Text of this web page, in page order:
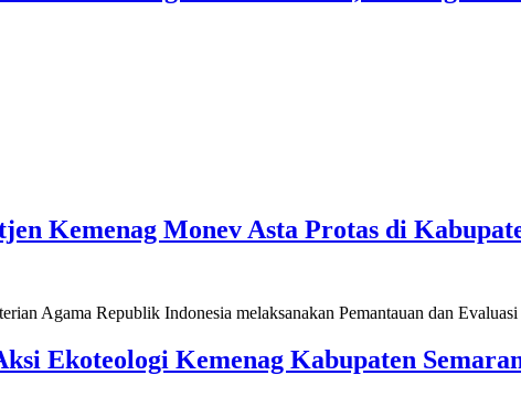
Kemenag Monev Asta Protas di
Agama Republik Indonesia melaksanakan Pemantauan dan
Ekoteologi Kemenag Kabupaten